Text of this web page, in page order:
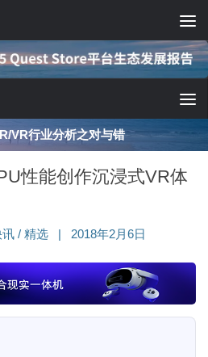
VR行业分析之对与错
性能创作沉浸式VR体
讯 / 精选 2018年2月6日